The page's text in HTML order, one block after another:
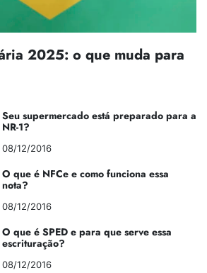
2025: o que muda para
Seu supermercado está preparado para a
NR-1?
08/12/2016
O que é NFCe e como funciona essa
nota?
08/12/2016
O que é SPED e para que serve essa
escrituração?
08/12/2016